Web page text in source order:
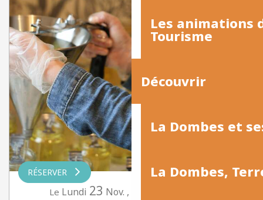
Les animations
Tourisme
Découvrir
La Dombes et
La Dombes,
RÉSERVER
Le Lundi 23 Nov. ,